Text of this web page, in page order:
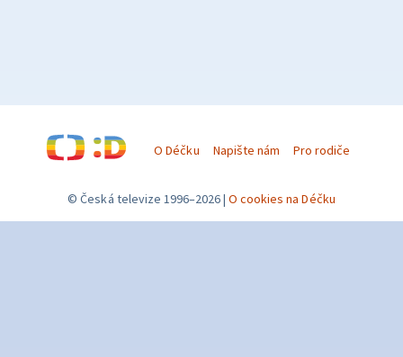
O Déčku Napište nám Pro rodiče
© Česká televize 1996–2026 O cookies na Déčku